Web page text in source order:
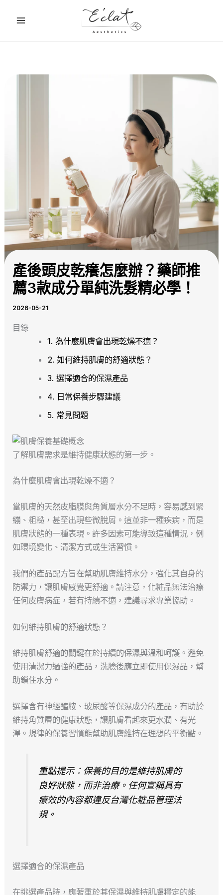
產後頭皮乾癢怎麼辦？藥師推
薦3款成分單純洗髮精必學！
2026-05-21
目錄
1. 為什麼肌膚會出現乾燥不適？
2. 如何維持肌膚的舒適狀態？
3. 選擇適合的保濕產品
4. 日常保養步驟建議
5. 常見問題
了解肌膚需求是維持健康狀態的第一步。
為什麼肌膚會出現乾燥不適？
當肌膚的天然皮脂膜與角質層水分不足時，容易感到緊
繃、粗糙，甚至出現些微脫屑。這並非一種疾病，而是
肌膚狀態的一種表現。許多因素可能導致這種情況，例
如環境變化、清潔方式或生活習慣。
我們的產品配方旨在幫助肌膚維持水分，強化其自身的
防禦力，讓肌膚感覺更舒適。請注意，化粧品無法治療
任何皮膚病症，若有持續不適，建議尋求專業協助。
如何維持肌膚的舒適狀態？
維持肌膚舒適的關鍵在於持續的保濕與溫和呵護。避免
使用清潔力過強的產品，洗臉後應立即使用保濕品，幫
助鎖住水分。
選擇含有神經醯胺、玻尿酸等保濕成分的產品，有助於
維持角質層的健康狀態，讓肌膚看起來更水潤、有光
澤。規律的保養習慣能幫助肌膚維持在理想的平衡點。
重點提示：保養的目的是維持肌膚的
良好狀態，而非治療。任何宣稱具有
療效的內容都違反台灣化粧品管理法
規。
選擇適合的保濕產品
在挑選產品時，應著重於其保濕與維持肌膚穩定的能